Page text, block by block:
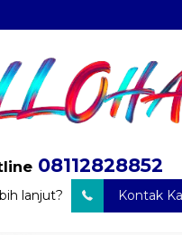
08112828852
lanjut? Kontak